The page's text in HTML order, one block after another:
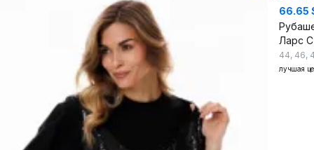
66.65
Ларс
44, 46,
лучшая